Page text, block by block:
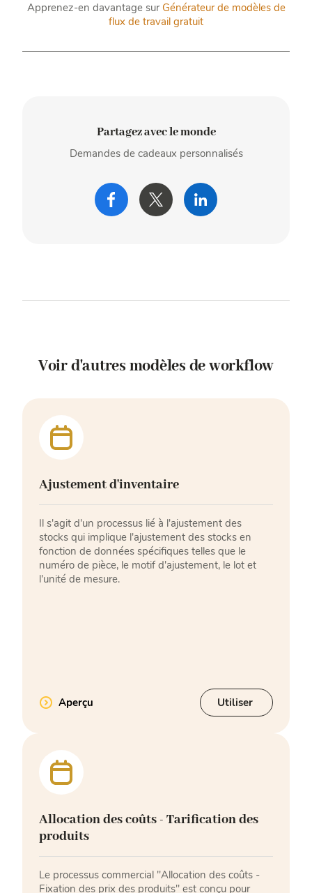
Apprenez-en davantage sur Générateur de modèles de
flux de travail gratuit
Partagez avec le monde
Demandes de cadeaux personnalisés
Voir d'autres modèles de workflow
Ajustement d'inventaire
Il s'agit d'un processus lié à l'ajustement des
stocks qui implique l'ajustement des stocks en
fonction de données spécifiques telles que le
numéro de pièce, le motif d'ajustement, le lot et
l'unité de mesure.
Aperçu Utiliser
Allocation des coûts - Tarification des
produits
Le processus commercial "Allocation des coûts -
Fixation des prix des produits" est conçu pour